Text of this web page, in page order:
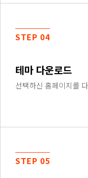
STEP 04
테마 다운로드
선택하신 홈페이지를
STEP 05